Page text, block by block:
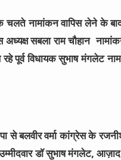
नामांकन वापिस लेने के बाद
अध्यक्ष सबला राम चौहान
पूर्व विधायक सुभाष मंगलेट
से बलवीर वर्मा कांग्रेस के
डॉ सुभाष मंगलेट, आज़ाद